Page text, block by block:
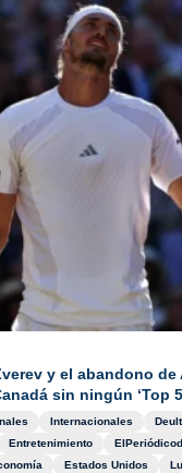
y el abandono de
sin ningún ‘Top
Internacionales
Entretenimiento
Estados Unidos